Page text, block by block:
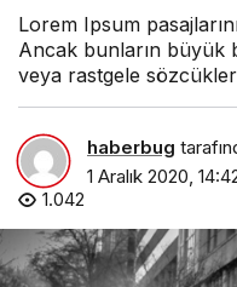
Lorem Ipsum
Ancak bunların büyük
veya rastgele
haberbug
1 Aralık 2020,
1.042